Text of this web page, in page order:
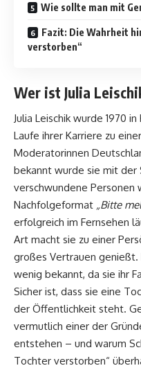
Wie sollte man mit
Fazit: Die Wahrheit
verstorben“
Wer ist Julia
Julia Leischik wurde 1970
Laufe ihrer Karriere zu
Moderatorinnen
bekannt wurde sie mit der
verschwundene
Nachfolgeformat „Bitte
erfolgreich im Fernsehen
Art macht sie zu einer
großes Vertrauen genießt.
wenig bekannt, da sie ihr
Sicher ist, dass sie eine
der Öffentlichkeit steht.
vermutlich einer der
entstehen – und warum
Tochter verstorben“